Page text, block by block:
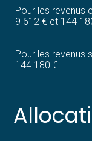
Pour les revenus
9 612 € et 144
Pour les revenus
144 180 €